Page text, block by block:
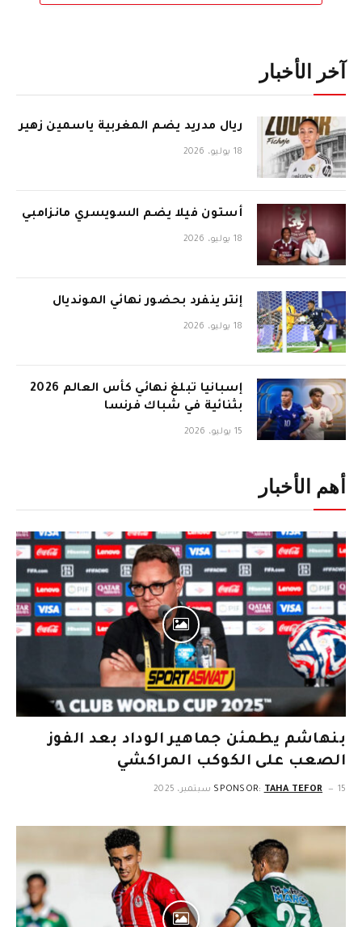
آخر الأخبار
ريال مدريد يضم المغربية ياسمين زهير
18 يوليو، 2026
أستون فيلا يضم السويسري مانزامبي
18 يوليو، 2026
إنتر ينفرد بحضور نهائي المونديال
18 يوليو، 2026
إسبانيا تبلغ نهائي كأس العالم 2026
بثنائية في شباك فرنسا
15 يوليو، 2026
أهم الأخبار
بنهاشم يطمئن جماهير الوداد بعد الفوز
الصعب على الكوكب المراكشي
SPONSOR: TAHA TEFOR 15 سبتمبر، 2025